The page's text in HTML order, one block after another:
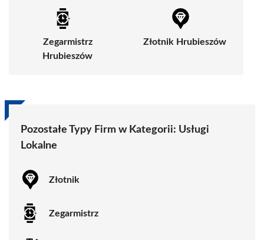
Zegarmistrz
Hrubieszów
Złotnik Hrubieszów
Pozostałe Typy Firm w Kategorii: Usługi
Lokalne
Złotnik
Zegarmistrz